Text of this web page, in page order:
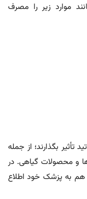
موارد زیر را مصرف
بگذارند؛ از جمله
و محصولات گیاهی. در
هم به پزشک خود اطلاع